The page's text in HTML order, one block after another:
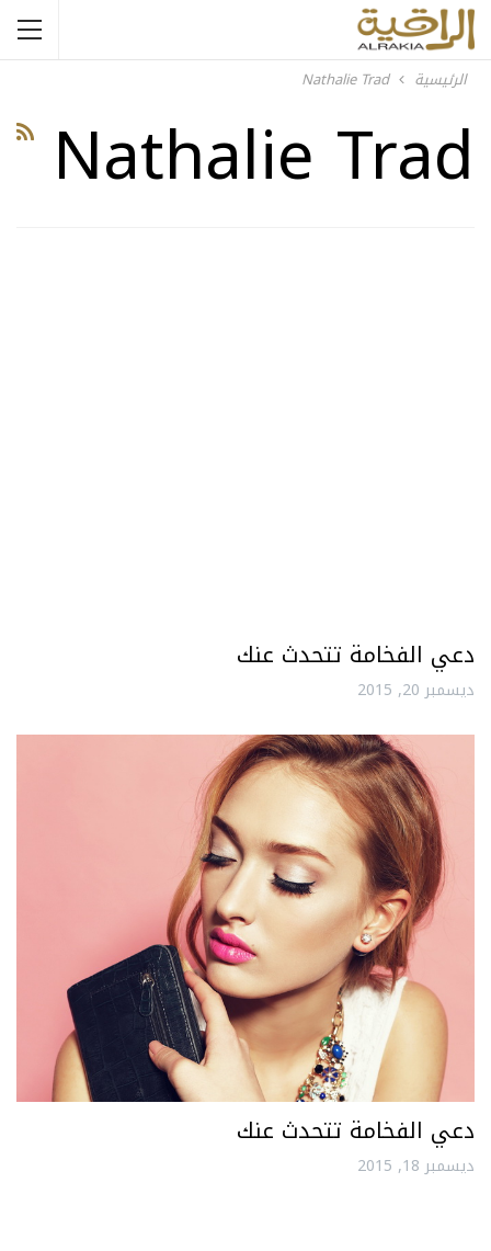
الرئيسية Nathalie Trad
Nathalie Trad
دعي الفخامة تتحدث عنك
ديسمبر 20, 2015
دعي الفخامة تتحدث عنك
ديسمبر 18, 2015